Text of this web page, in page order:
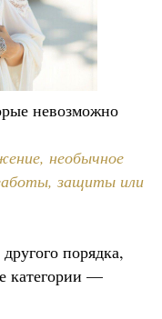
невозможно
необычное
защиты или
порядка,
категории —